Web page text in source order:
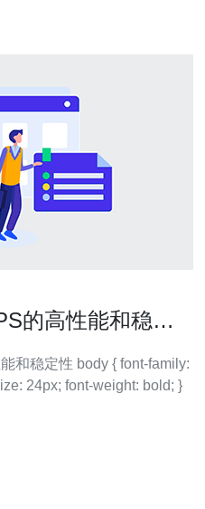
的高性能和稳定
{ font-family: